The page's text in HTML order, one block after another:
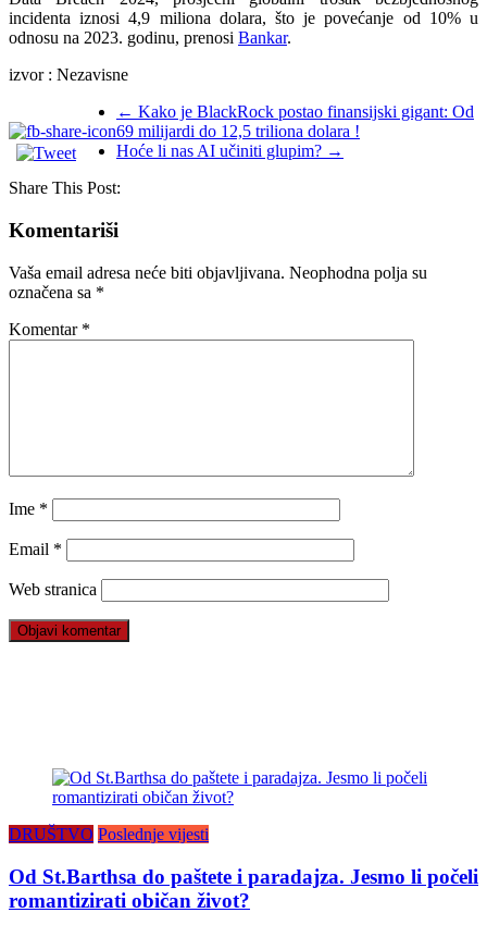
incidenta iznosi 4,9 miliona dolara, što je povećanje od 10% u
odnosu na 2023. godinu, prenosi Bankar.
izvor : Nezavisne
← Kako je BlackRock postao finansijski gigant: Od
69 milijardi do 12,5 triliona dolara !
Hoće li nas AI učiniti glupim? →
Share This Post:
Komentariši
Vaša email adresa neće biti objavljivana. Neophodna polja su
označena sa *
Komentar *
Ime *
Email *
Web stranica
DRUŠTVO Poslednje vijesti
Od St.Barthsa do paštete i paradajza. Jesmo li počeli
romantizirati običan život?